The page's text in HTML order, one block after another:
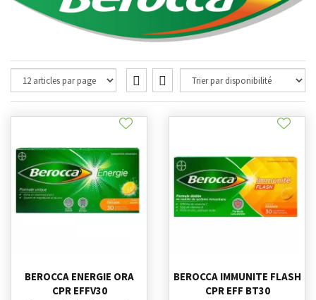
BEROCCA ENERGIE ORA
CPR EFFV30
BEROCCA IMMUNITE FLASH
CPR EFF BT30